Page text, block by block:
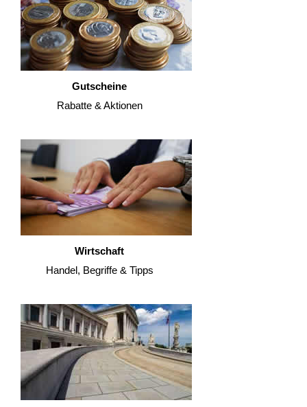
Gutscheine
Rabatte & Aktionen
Wirtschaft
Handel, Begriffe & Tipps